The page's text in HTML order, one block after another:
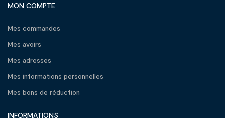
MON COMPTE
Mes commandes
Mes avoirs
Mes adresses
Mes informations personnelles
Mes bons de réduction
INFORMATIONS